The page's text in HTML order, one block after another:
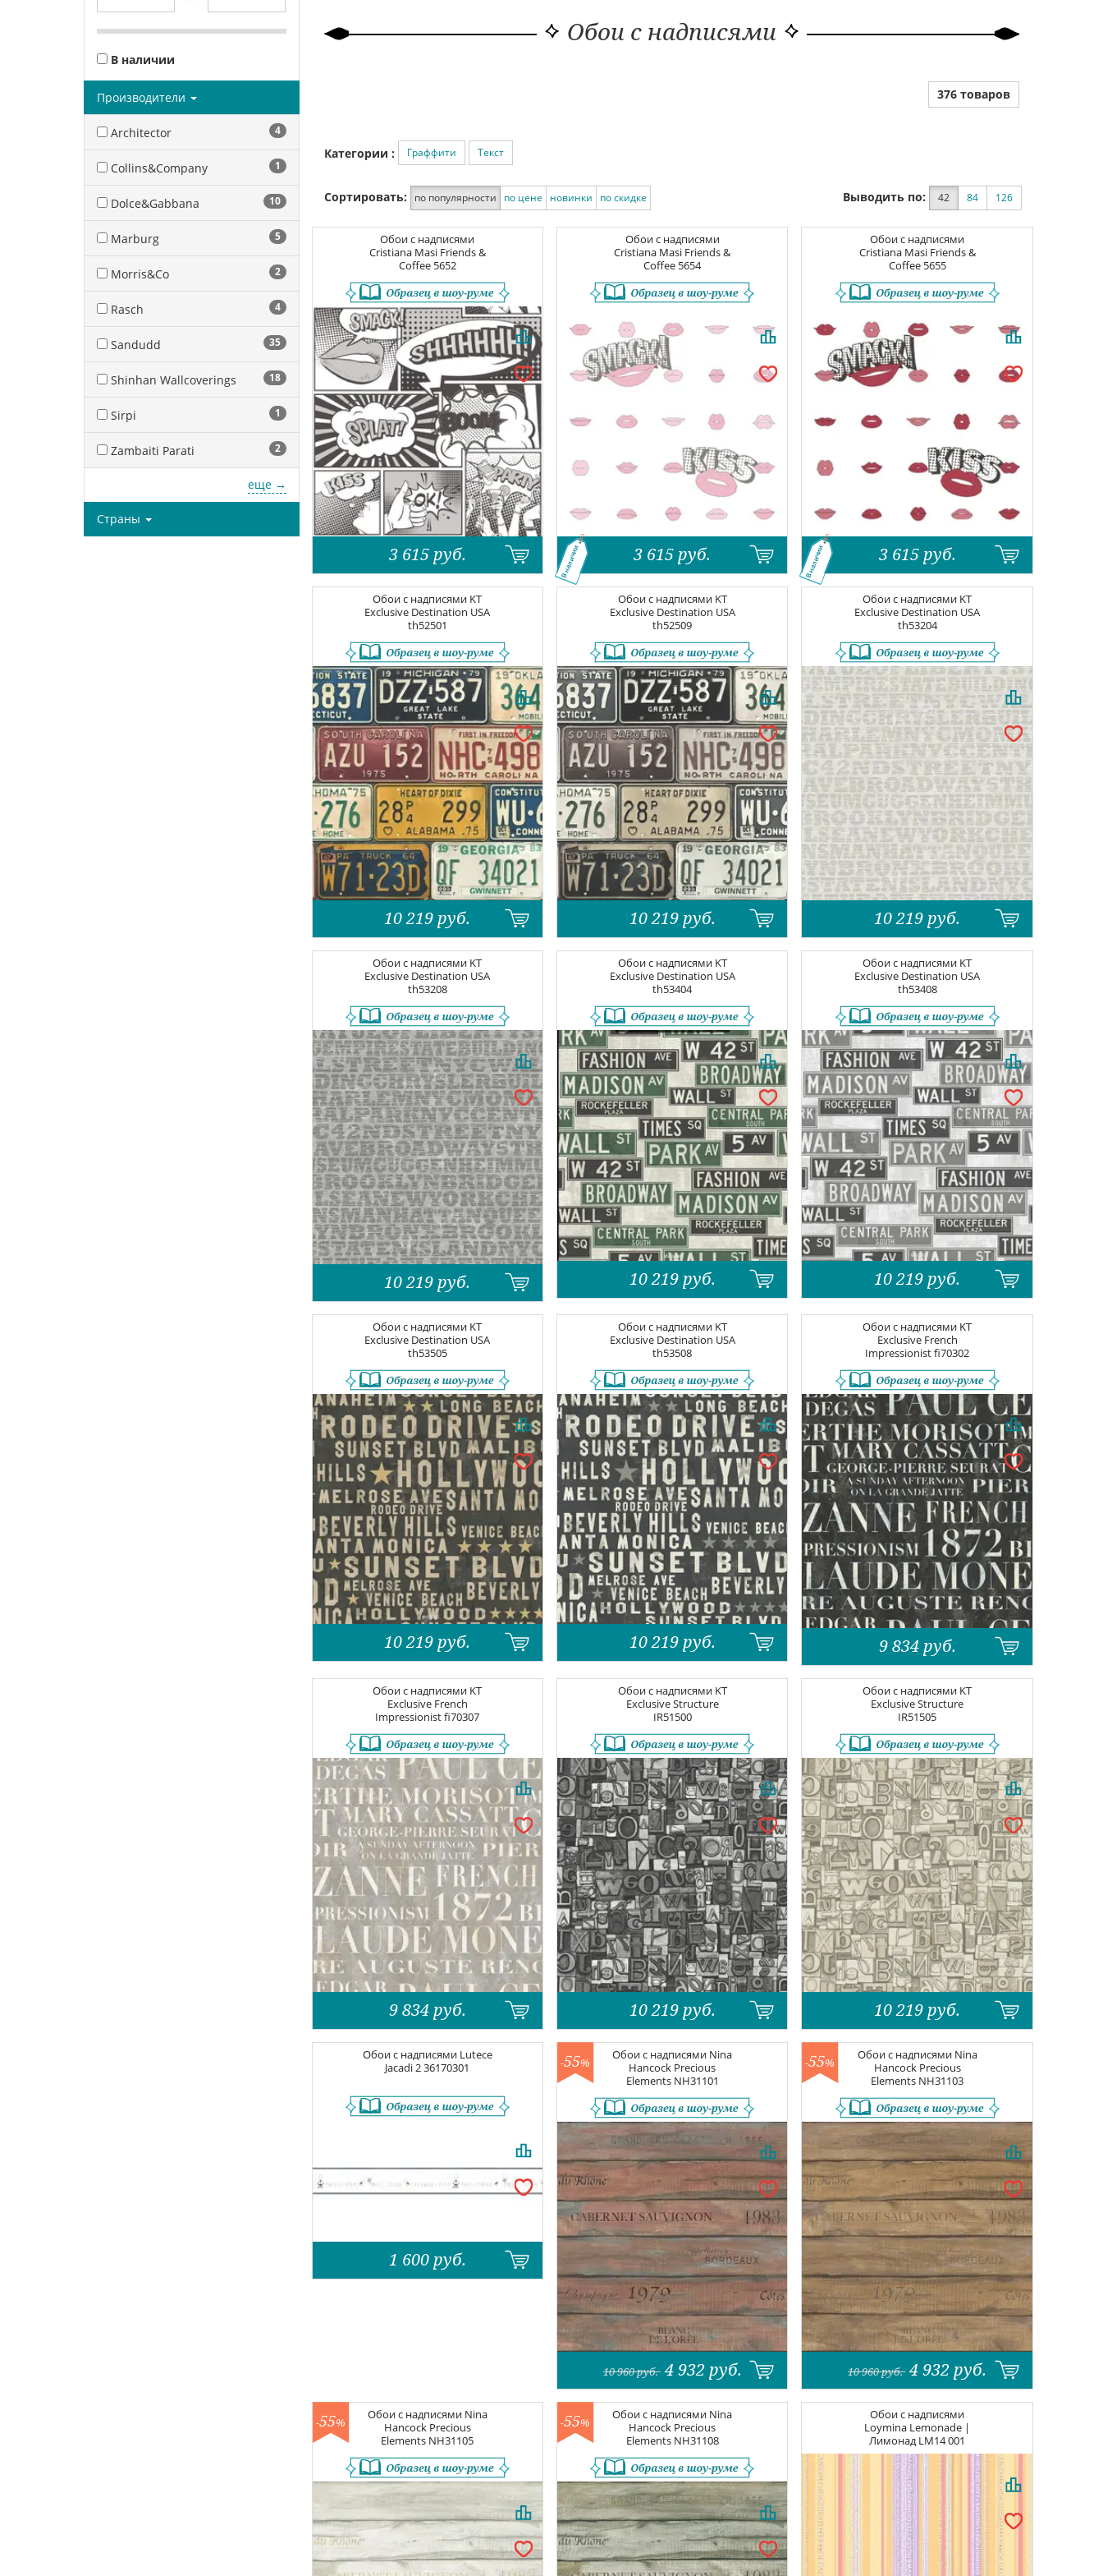
В наличии
Производители
Architector 4
Collins&Company 1
Dolce&Gabbana 10
Marburg 5
Morris&Co 2
Rasch 4
Sandudd 35
Shinhan Wallcoverings 18
Sirpi 1
Zambaiti Parati 2
еще →
Страны
Обои с надписями
376 товаров
Категории : Граффити Текст
Сортировать: по популярности по цене новинки по скидке Выводить по: 42 84 126
Обои с надписями
Cristiana Masi Friends &
Coffee 5652
3 615 руб.
Обои с надписями
Cristiana Masi Friends &
Coffee 5654
3 615 руб.
В наличии
Обои с надписями
Cristiana Masi Friends &
Coffee 5655
3 615 руб.
В наличии
Обои с надписями KT
Exclusive Destination USA
th52501
10 219 руб.
Обои с надписями KT
Exclusive Destination USA
th52509
10 219 руб.
Обои с надписями KT
Exclusive Destination USA
th53204
10 219 руб.
Обои с надписями KT
Exclusive Destination USA
th53208
10 219 руб.
Обои с надписями KT
Exclusive Destination USA
th53404
10 219 руб.
Обои с надписями KT
Exclusive Destination USA
th53408
10 219 руб.
Обои с надписями KT
Exclusive Destination USA
th53505
10 219руб.
Обои с надписями KT
Exclusive Destination USA
th53508
10 219руб.
Обои с надписями KT
Exclusive French
Impressionistfi70302
9 834 руб.
Обои с надписями KT
Exclusive French
Impressionistfi70307
9 834 руб.
Обои с надписями KT
Exclusive Structure
IR51500
10 219 руб.
Обои с надписями KT
Exclusive Structure
IR51505
10 219 руб.
Обои с надписями Lutece
Jacadi 236170301
1 600 руб.
Обои с надписями Nina
Hancock Precious
Elements NH31101
-55%
10 960руб. 4 932 руб.
Обои с надписями Nina
Hancock Precious
Elements NH31103
-55%
10 960руб. 4 932 руб.
Обои с надписями Nina
Hancock Precious
Elements NH31105
-55%
Обои с надписями Nina
Hancock Precious
Elements NH31108
-55%
Обои с надписями
Loymina Lemonade |
ЛимонадLM14 001